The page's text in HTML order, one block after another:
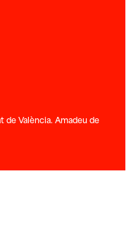
València. Amadeu de